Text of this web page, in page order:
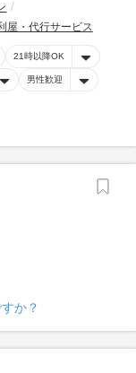
屋・代行サービス
21時以降OK
男性歓迎
か？